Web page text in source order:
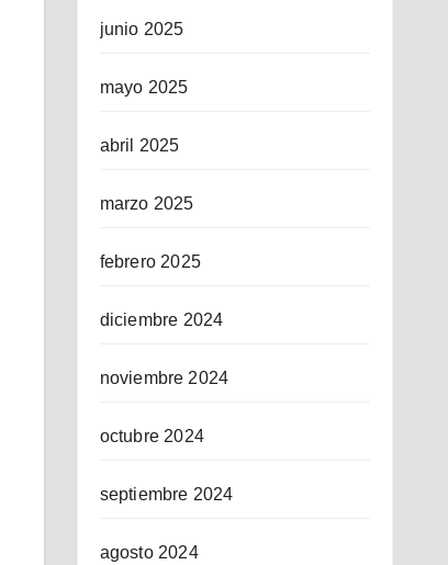
junio 2025
mayo 2025
abril 2025
marzo 2025
febrero 2025
diciembre 2024
noviembre 2024
octubre 2024
septiembre 2024
agosto 2024